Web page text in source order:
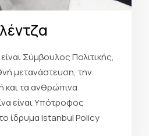
Σύμβουλος Πολιτικής,
μετανάστευση, την
και τα ανθρώπινα
είναι Υπότροφος
ίδρυμα Istanbul Policy